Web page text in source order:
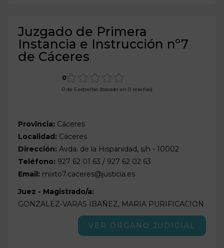
Juzgado de Primera
Instancia e Instrucción nº7
de Cáceres
0
0 de 5 estrellas (basado en 0 reseñas)
Provincia: Cáceres
Localidad: Cáceres
Dirección: Avda. de la Hispanidad, s/n - 10002
Teléfono: 927 62 01 63 / 927 62 02 63
Email: mixto7.caceres@justicia.es
Juez - Magistrado/a:
GONZALEZ-VARAS IBAÑEZ, MARIA PURIFICACION
VER ÓRGANO JUDICIAL